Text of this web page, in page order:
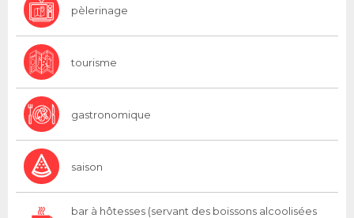
pèlerinage
tourisme
gastronomique
saison
bar à hôtesses (servant des boissons alcoolisées